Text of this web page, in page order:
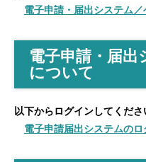
電子申請・届出システム
電子申請・届
について
以下からログインしてくださ
電子申請届出システムの